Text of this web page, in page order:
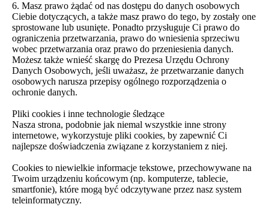
6. Masz prawo żądać od nas dostępu do danych osobowych
Ciebie dotyczących, a także masz prawo do tego, by zostały one
sprostowane lub usunięte. Ponadto przysługuje Ci prawo do
ograniczenia przetwarzania, prawo do wniesienia sprzeciwu
wobec przetwarzania oraz prawo do przeniesienia danych.
Możesz także wnieść skargę do Prezesa Urzędu Ochrony
Danych Osobowych, jeśli uważasz, że przetwarzanie danych
osobowych narusza przepisy ogólnego rozporządzenia o
ochronie danych.
Pliki cookies i inne technologie śledzące
Nasza strona, podobnie jak niemal wszystkie inne strony
internetowe, wykorzystuje pliki cookies, by zapewnić Ci
najlepsze doświadczenia związane z korzystaniem z niej.
Cookies to niewielkie informacje tekstowe, przechowywane na
Twoim urządzeniu końcowym (np. komputerze, tablecie,
smartfonie), które mogą być odczytywane przez nasz system
teleinformatyczny.